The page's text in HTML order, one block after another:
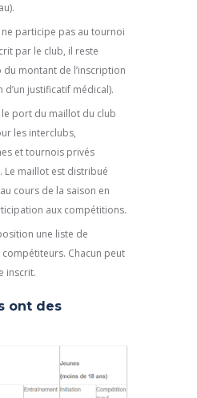
participe pas au tournoi
par le club, il reste
montant de l’inscription
justificatif médical).
port du maillot du club
les interclubs,
et tournois privés
Le maillot est distribué
cours de la saison en
aux compétitions.
une liste de
Chacun peut
inscrit.
ont des